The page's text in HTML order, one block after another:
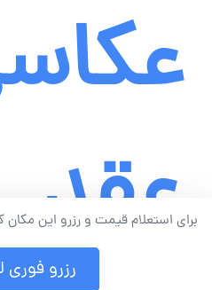
برای استعلام قیمت و رزرو این مکان
رزرو
عقد